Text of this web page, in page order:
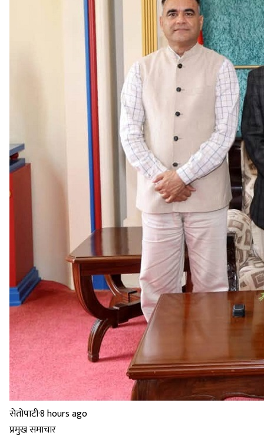
सेतोपाटी·8 hours ago
प्रमुख समाचार